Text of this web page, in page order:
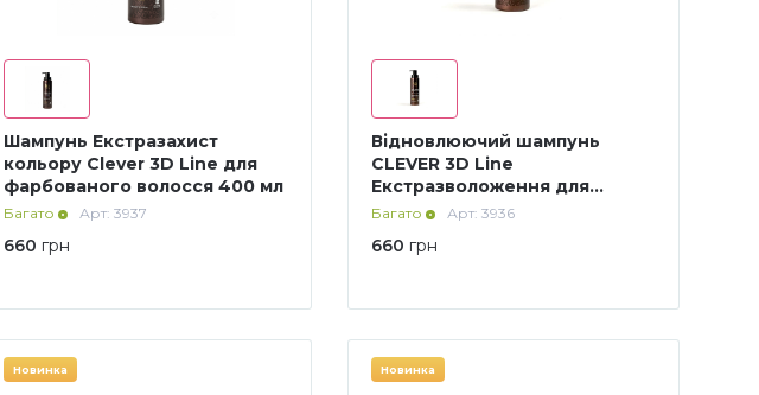
Шампунь Екстразахист
кольору Clever 3D Line для
фарбованого волосся 400 мл
Багато Арт: 3937
660 грн
Відновлюючий шампунь
CLEVER 3D Line
Екстразволоження для
сухого пошкодженого
Багато Арт: 3936
660 грн
Новинка Новинка